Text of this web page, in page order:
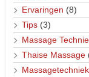
Ervaringen (8)
Tips (3)
Massage
Thaise Massage